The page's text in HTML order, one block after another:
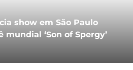
show em São Paulo
‘Son of Spergy’